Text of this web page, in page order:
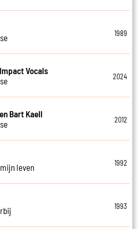
1989
Vocals
2024
Bart Kaell
2012
leven
1992
1993